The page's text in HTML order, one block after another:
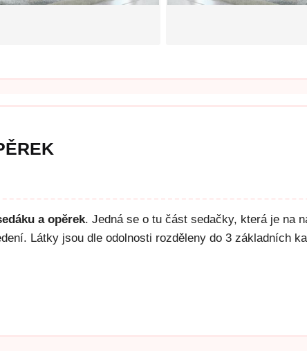
a opěrek. Jedná se o tu část sedačky, která je na
Látky jsou dle odolnosti rozděleny do 3 základních